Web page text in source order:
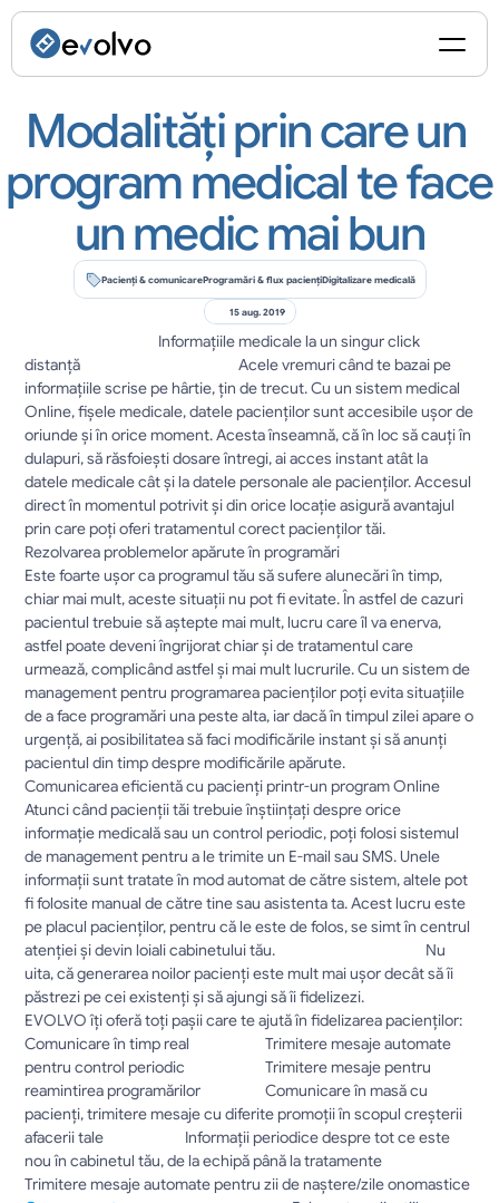
Modalități prin care un
program medical te face
un medic mai bun
Pacienți & comunicareProgramări & flux paciențiDigitalizare medicală
15 aug. 2019
distanță						Acele vremuri când te bazai pe
informaţiile scrise pe hârtie, țin de trecut. Cu un sistem medical
Online, fişele medicale, datele pacienților sunt accesibile ușor de
oriunde şi în orice moment. Acesta înseamnă, că în loc să cauți în
dulapuri, să răsfoieşti dosare întregi, ai acces instant atât la
datele medicale cât și la datele personale ale pacienţilor. Accesul
direct în momentul potrivit şi din orice locaţie asigură avantajul
prin care poţi oferi tratamentul corect pacienţilor tăi.
Rezolvarea problemelor apărute în programări
Este foarte uşor ca programul tău să sufere alunecări în timp,
chiar mai mult, aceste situaţii nu pot fi evitate. În astfel de cazuri
pacientul trebuie să aştepte mai mult, lucru care îl va enerva,
astfel poate deveni îngrijorat chiar și de tratamentul care
urmează, complicând astfel şi mai mult lucrurile. Cu un sistem de
management pentru programarea pacienților poţi evita situaţiile
de a face programări una peste alta, iar dacă în timpul zilei apare o
urgenţă, ai posibilitatea să faci modificările instant şi să anunţi
pacientul din timp despre modificările apărute.
Comunicarea eficientă cu pacienți printr-un program Online
Atunci când pacienţii tăi trebuie înştiinţaţi despre orice
informație medicală sau un control periodic, poţi folosi sistemul
de management pentru a le trimite un E-mail sau SMS. Unele
informaţii sunt tratate în mod automat de către sistem, altele pot
fi folosite manual de către tine sau asistenta ta. Acest lucru este
pe placul pacienţilor, pentru că le este de folos, se simt în centrul
atenţiei şi devin loiali cabinetului tău. 						Nu
uita, că generarea noilor pacienți este mult mai ușor decât să îi
păstrezi pe cei existenți și să ajungi să îi fidelizezi.
EVOLVO îți oferă toți pașii care te ajută în fidelizarea pacienților:
Comunicare în timp real			Trimitere mesaje automate
pentru control periodic			Trimitere mesaje pentru
reamintirea programărilor			Comunicare în masă cu
pacienți, trimitere mesaje cu diferite promoții în scopul creșterii
afacerii tale			Informații periodice despre tot ce este
nou în cabinetul tău, de la echipă până la tratamente